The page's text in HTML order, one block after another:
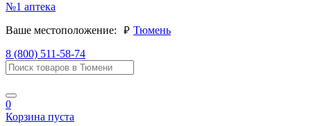
№1 аптека
Ваше местоположение:
руб. Тюмень
8 (800) 511-58-74
0
Корзина пуста